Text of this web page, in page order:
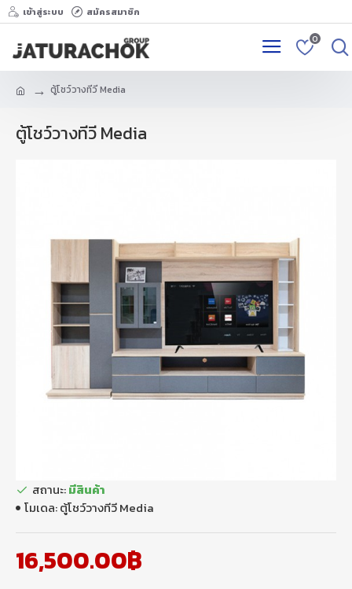
เข้าสู่ระบบ สมัครสมาชิก
0
ตู้โชว์วางทีวี Media
ตู้โชว์วางทีวี Media
16,500.00฿
สถานะ:มีสินค้า
โมเดล:ตู้โชว์วางทีวี Media